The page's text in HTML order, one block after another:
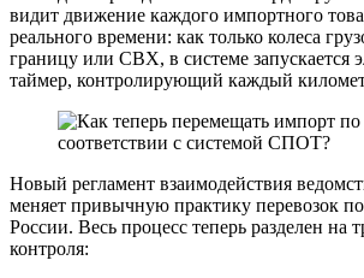
видит движение каждого импортного
реального времени: как только колеса
границу или СВХ, в системе запускается
таймер, контролирующий каждый
Новый регламент взаимодействия
меняет привычную практику перевозок
России. Весь процесс теперь разделен на
контроля: